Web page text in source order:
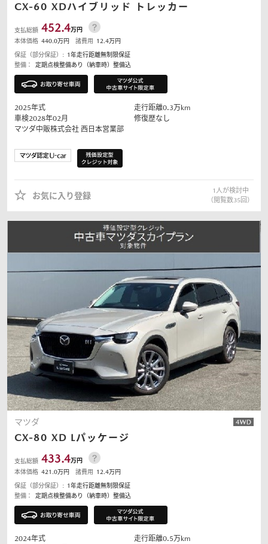
CX-60 XDハイブリッド トレッカー
支払総額 452.4万円
本体価格 440.0万円 諸費用 12.4万円
保証（部分保証）: 1年走行距離無制限保証
整備：
定期点検整備あり（納車時）整備込
2025年式 走行距離0.3万km
車検2028年02月
修復歴なし
マツダ中販株式会社 西日本営業部
お気に入り登録
1 人が検討中
（閲覧数35回）
マツダ
CX-80 XD Lパッケージ
支払総額 433.4万円
本体価格 421.0万円 諸費用 12.4万円
保証（部分保証）: 1年走行距離無制限保証
整備：
定期点検整備あり（納車時）整備込
2024年式 走行距離0.5万km